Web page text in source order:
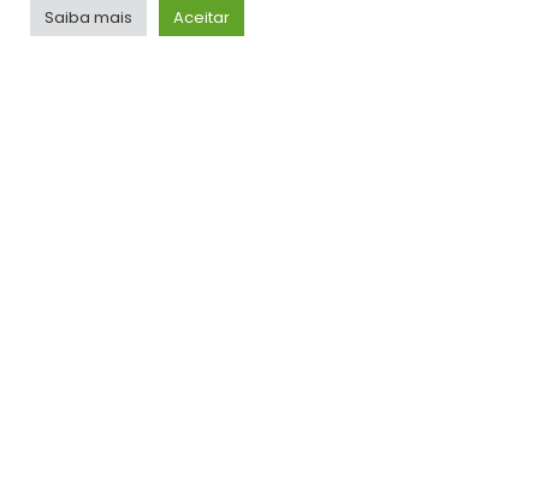
NOTÍCIAS
STF retoma sessões com debates sobre PCD e
Saiba mais Aceitar